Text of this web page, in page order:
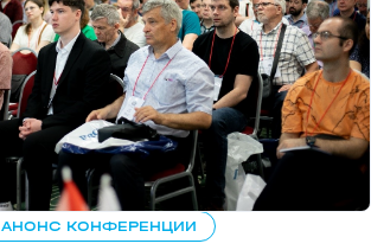
АНОНС КОНФЕРЕНЦИИ